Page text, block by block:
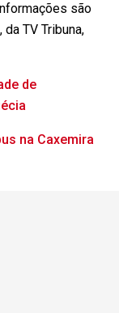
são
TV Tribuna,
de
na Caxemira